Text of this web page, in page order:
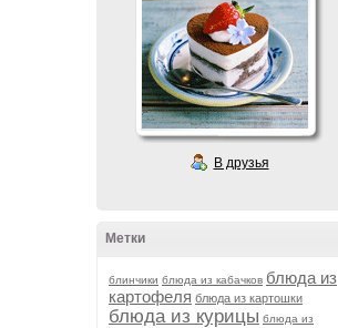
В друзья
Метки
блинчики блюда из кабачков блюда из
картофеля блюда из картошки
блюда из курицы блюда из